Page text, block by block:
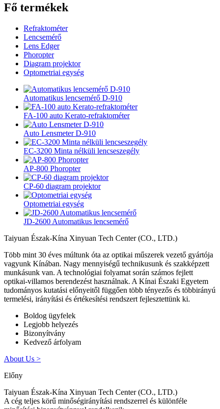
Fő termékek
Refraktométer
Lencsemérő
Lens Edger
Phoropter
Diagram projektor
Optometriai egység
Automatikus lencsemérő D-910
FA-100 auto Kerato-refraktométer
Auto Lensmeter D-910
EC-3200 Minta nélküli lencseszegély
AP-800 Phoropter
CP-60 diagram projektor
Optometriai egység
JD-2600 Automatikus lencsemérő
Taiyuan Észak-Kína Xinyuan Tech Center (CO., LTD.)
Több mint 30 éves múltunk óta az optikai műszerek vezető gyártója
vagyunk Kínában. Nagy mennyiségű technikusunk és szakképzett
munkásunk van. A technológiai folyamat során számos fejlett
optikai-villamos berendezést használnak. A Kínai Északi Egyetem
tudományos kutatási előnyeitől függően több tényezős és többirányú
termelési, irányítási és értékesítési rendszert fejlesztettünk ki.
Boldog ügyfelek
Legjobb helyezés
Bizonyítvány
Kedvező árfolyam
About Us >
Előny
Taiyuan Észak-Kína Xinyuan Tech Center (CO., LTD.)
A cég teljes körű minőségirányítási rendszerrel és különféle